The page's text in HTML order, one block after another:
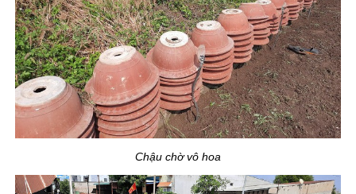
Chậu chờ vô hoa